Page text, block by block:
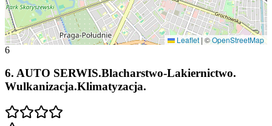
Leaflet | ©OpenStreetMap
6
6. AUTO SERWIS.Blacharstwo-Lakiernictwo.
Wulkanizacja.Klimatyzacja.